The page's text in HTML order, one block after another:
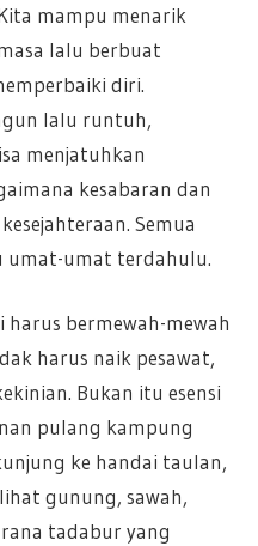
mampu menarik
lalu berbuat
diri.
lalu runtuh,
menjatuhkan
kesabaran dan
Semua
umat-umat terdahulu.
bermewah-mewah
harus naik pesawat,
Bukan itu esensi
pulang kampung
ke handai taulan,
gunung, sawah,
tadabur yang